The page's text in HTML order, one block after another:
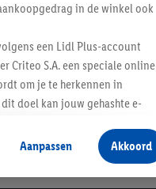
in de winkel ook
een Lidl Plus-account
Criteo S.A. een speciale online
om je te herkennen in
doel kan jouw gehashte e-
voor producten waarin je
online winkel te plaatsen
Aanpassen Akkoord